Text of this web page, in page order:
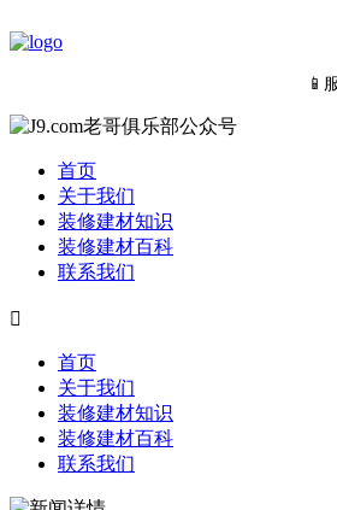
📱
首页
关于我们
装修建材知识
装修建材百科
联系我们

首页
关于我们
装修建材知识
装修建材百科
联系我们